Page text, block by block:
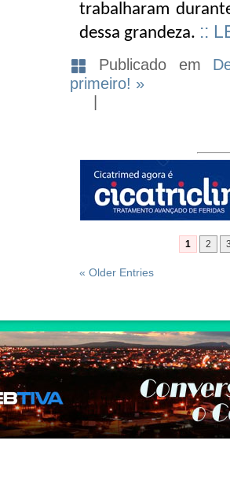
trabalharam
dessa grandeza. ::
Publicado em
primeiro! »
1 2
« Older Entries